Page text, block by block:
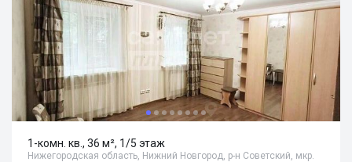
1-комн. кв., 36 м², 1/5 этаж
Нижегородская область, Нижний Новгород, р-н Советский, мкр.